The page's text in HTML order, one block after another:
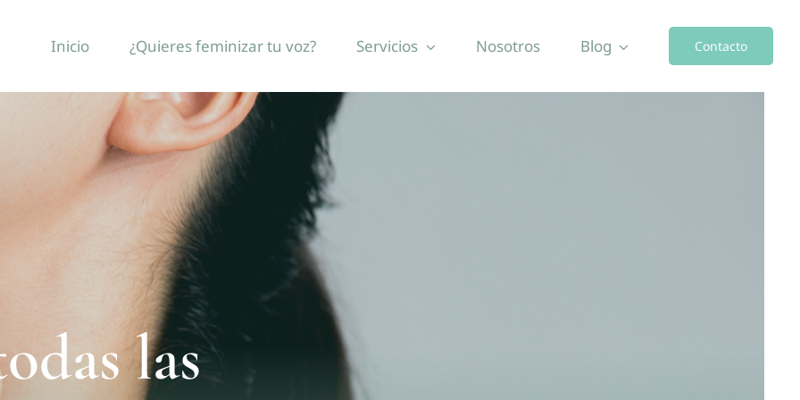
Inicio ¿Quieres feminizar tu voz? Servicios Nosotros Blog Contacto
las